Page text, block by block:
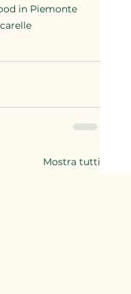
in Piemonte
Mostra tutti